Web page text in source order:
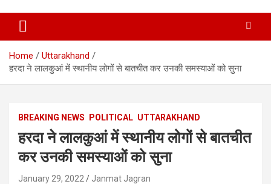
Home
Uttarakhand
हरदा ने लालकुआं में स्थानीय लोगों से बातचीत कर उनकी समस्याओं को सुना
BREAKING NEWS POLITICAL UTTARAKHAND
हरदा ने लालकुआं में स्थानीय लोगों से बातचीत
कर उनकी समस्याओं को सुना
January 29, 2022 Janmat Jagran